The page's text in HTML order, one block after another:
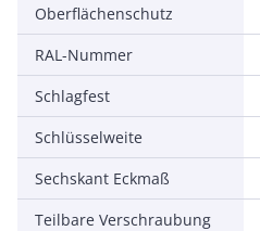
Oberflächenschutz
RAL-Nummer
Schlagfest
Schlüsselweite
Sechskant Eckmaß
Teilbare Verschraubung